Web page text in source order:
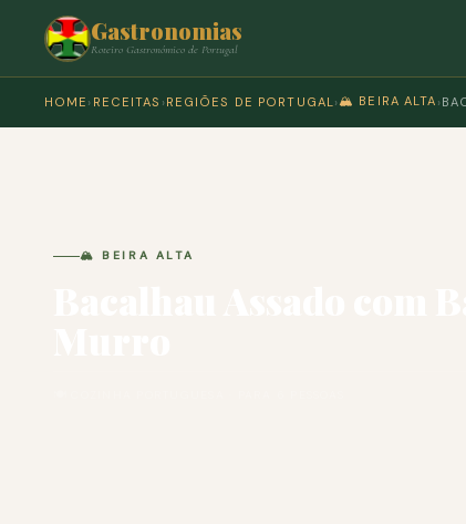
Gastronomias
Roteiro Gastronómico de Portugal
HOME › RECEITAS › REGIÕES DE PORTUGAL›🏔️ BEIRA ALTA ›
🏔️ BEIRA ALTA